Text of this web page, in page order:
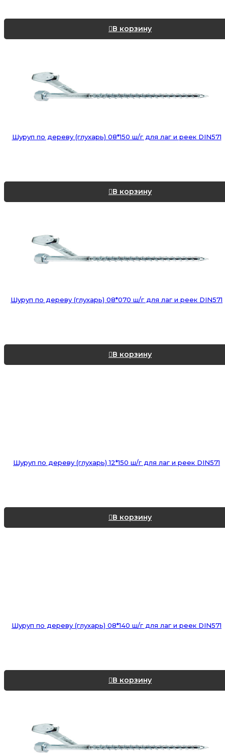
В корзину
Шуруп по дереву (глухарь) 08*150 ш/г для лаг и реек DIN571
В корзину
Шуруп по дереву (глухарь) 08*070 ш/г для лаг и реек DIN571
В корзину
Шуруп по дереву (глухарь) 12*150 ш/г для лаг и реек DIN571
В корзину
Шуруп по дереву (глухарь) 08*140 ш/г для лаг и реек DIN571
В корзину